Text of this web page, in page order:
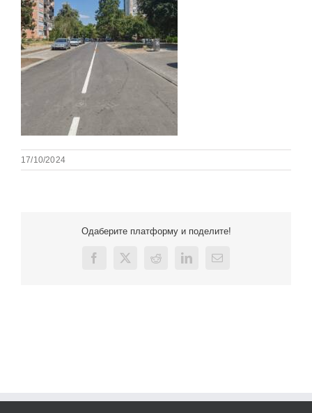
17/10/2024
Одаберите платформу и поделите!
Facebook
X Reddit LinkedInEmail